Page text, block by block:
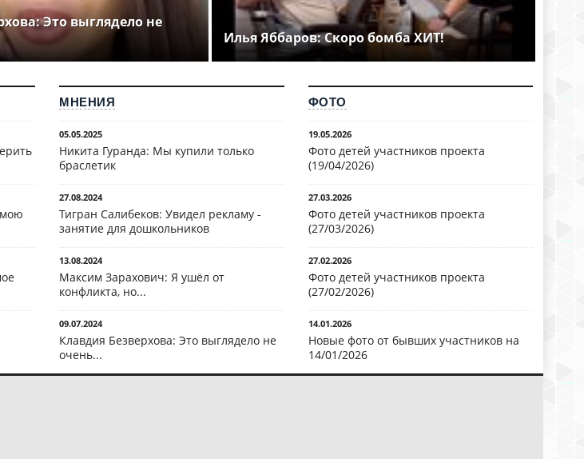
Это выглядело не
Илья Яббаров: Скоро бомба ХИТ!
МНЕНИЯ
05.05.2025
Никита Гуранда: Мы купили только
браслетик
27.08.2024
Тигран Салибеков: Увидел рекламу -
занятие для дошкольников
13.08.2024
Максим Зарахович: Я ушёл от
конфликта, но...
09.07.2024
Клавдия Безверхова: Это выглядело не
очень...
ФОТО
19.05.2026
Фото детей участников проекта
(19/04/2026)
27.03.2026
Фото детей участников проекта
(27/03/2026)
27.02.2026
Фото детей участников проекта
(27/02/2026)
14.01.2026
Новые фото от бывших участников на
14/01/2026